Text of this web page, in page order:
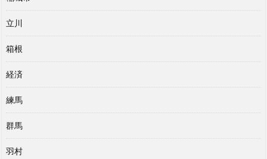
立川
箱根
経済
練馬
群馬
羽村